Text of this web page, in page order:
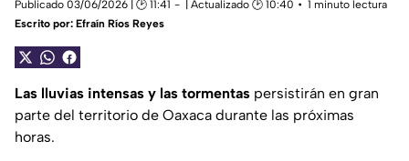
Publicado 03/06/2026 | 🕑 11:41 | Actualizado 🕑 10:40
1 minuto lectura
Escrito por: Efraín Ríos Reyes
Las lluvias intensas y las tormentas persistirán en gran
parte del territorio de Oaxaca durante las próximas
horas.